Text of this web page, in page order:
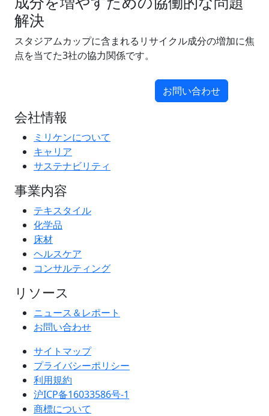
解決
スタジアムカップに含まれるリサイクル成分の増加に焦
点を当てた3社の協力関係です。
お問い合わせ
会社情報
ミリケンについて
キャリア
サステナビリティ
事業内容
テキスタイル
化学品
床材
ヘルスケア
コンサルティング
リソース
ニュース＆レポート
お問い合わせ
サイトマップ
プライバシーポリシー
利用規約
沪ICP备16033586号-1
商標について